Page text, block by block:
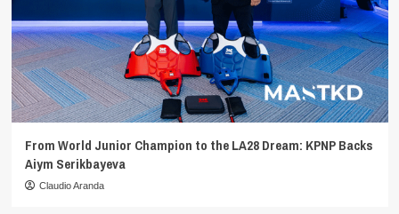
From World Junior Champion to the LA28 Dream: KPNP Backs
Aiym Serikbayeva
Claudio Aranda